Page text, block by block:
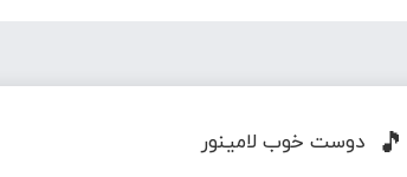
🎵 دوست خوب لامینور